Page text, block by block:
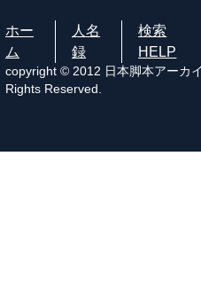
ホー
ム
人名
録
検索
HELP
copyright © 2012 日本脚本アーカ
Rights Reserved.